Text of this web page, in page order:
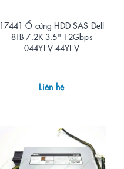
17441 Ổ cứng HDD SAS Dell
8TB 7.2K 3.5" 12Gbps
044YFV 44YFV
Liên hệ